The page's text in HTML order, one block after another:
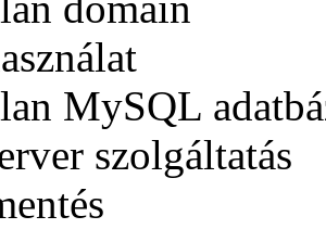
MySQL
szolgáltatás